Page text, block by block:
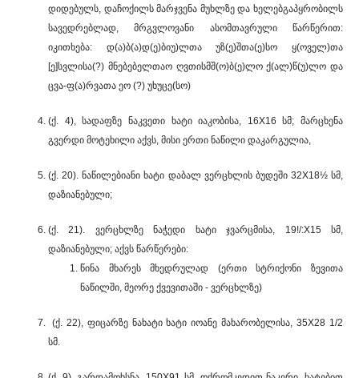
დიდებულს, დაჩოქილს მარჯვენა მუხლზე და ხელებგაპყრობილს
სავედრებლად, მრგვლოვანი ასომთავრული წარწერით:
იკითხება: დ(ა)ბ(ა)დ(ე)ბიუ)ლთა უზ(ე)შთა(ე)სო ყ(ოველ)თა
[ე]სვლისა(?) მნებებელთაო ღვთისმშ(ო)ბ(ე)ლო ქ(ალ)წ(უ)ლო და
ცვა-ფ(ა)რვათა ეო (?) უხუცე(სო)
(ქ. 4), სადაფზე ნაკვეთი ხატი იაკობისა, 16X16 სმ; მარცხენა
გვერდი მოტეხილი აქვს, მისი ერთი ნაწილი დაკარგულია,
(ქ. 20). ნაწილებიანი ხატი დაბალ ვერცხლის ბუდეში 32X18½ სმ,
დაზიანებული;
(ქ. 21). ვერცხლზე ნაჭედი ხატი ჯვარცმისა, 19!/:X15 სმ,
დაზიანებული; აქვს წარწერები:
წინა მხარეს მხედრულად (ერთი სტრიქონი ზევითა
ნაწილში, მეორე ქვევითაში - ვერცხლზე)
(ქ. 22), ფიცარზე ნახატი ხატი იოანე მახარობელისა, 35X28 1/2
სმ.